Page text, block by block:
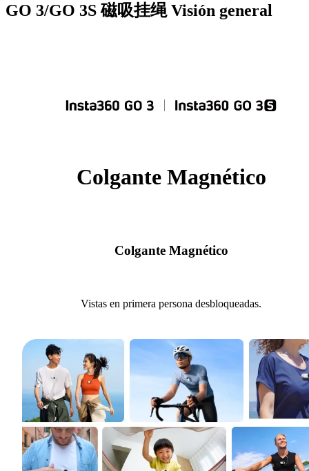
GO 3/GO 3S 磁吸挂绳Visión general
Colgante Magnético
Colgante Magnético
Vistas en primera persona desbloqueadas.